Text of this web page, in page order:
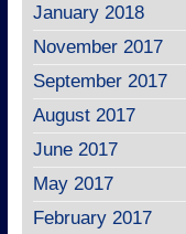
January 2018
November 2017
September 2017
August 2017
June 2017
May 2017
February 2017